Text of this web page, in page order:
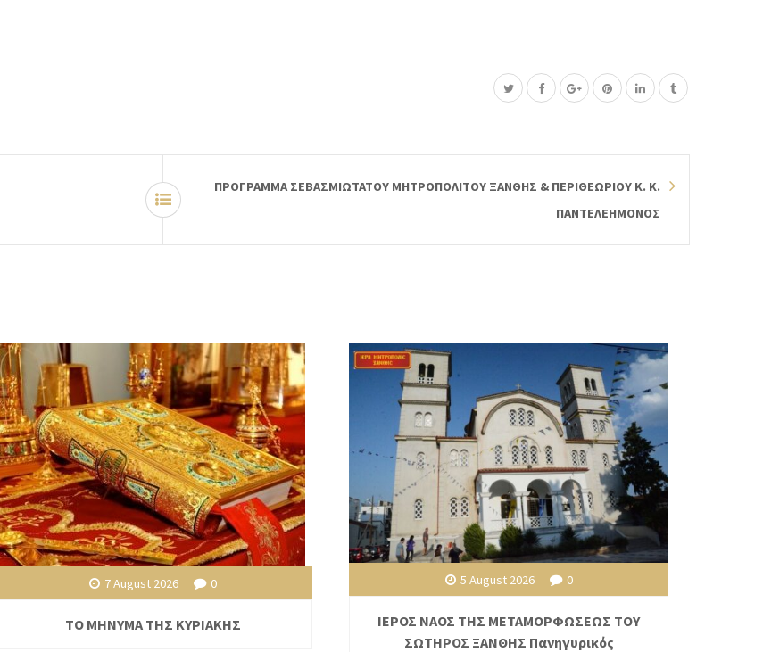
ΠΡΟΓΡΑΜΜΑ ΣΕΒΑΣΜΙΩΤΑΤΟΥ ΜΗΤΡΟΠΟΛΙΤΟΥ ΞΑΝΘΗΣ & ΠΕΡΙΘΕΩΡΙΟΥ Κ. Κ.
ΠΑΝΤΕΛΕΗΜΟΝΟΣ
7 August 2026 0
ΤΟ ΜΗΝΥΜΑ ΤΗΣ ΚΥΡΙΑΚΗΣ
5 August 2026 0
ΙΕΡΟΣ ΝΑΟΣ ΤΗΣ ΜΕΤΑΜΟΡΦΩΣΕΩΣ ΤΟΥ
ΣΩΤΗΡΟΣ ΞΑΝΘΗΣ Πανηγυρικός